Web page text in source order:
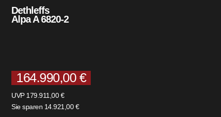
Dethleffs
Alpa A 6820-2
164.990,00 €
UVP 179.911,00 €
Sie sparen 14.921,00 €